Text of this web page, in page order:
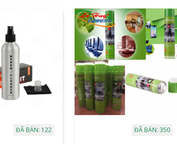
ĐÃ BÁN: 122 ĐÃ BÁN: 350